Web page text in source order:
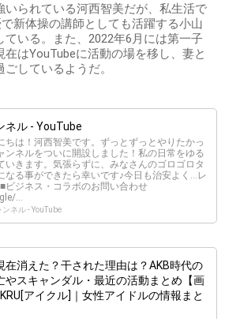
いられている河西智美だが、私生活で
新体操の講師としても活躍する小山
ている。また、2022年6月には第一子
在はYouTubeに活動の場を移し、妻と
しているようだ。
ネル - YouTube
ちは！河西智美です。ずっとずっとやりたかっ
ンネルをついに開設しました！私の日常をゆる
いきます。気張らずに、みなさんのゴロゴロタ
なる事ができたら幸いです♪今日も治安よく…レ
ビジネス・コラボのお問い合わせ
...
ネル - YouTube
在消えた？干された理由は？AKB時代の
やスキャンダル・最近の活動まとめ【画
アイクル]｜女性アイドルの情報まと